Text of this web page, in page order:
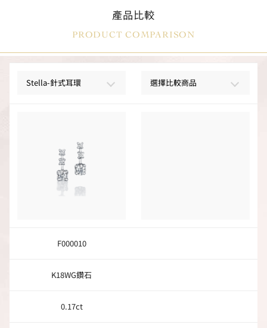
產品比較
PRODUCT COMPARISON
Stella-針式耳環
F000010
K18WG鑽石
0.17ct
選擇比較商品